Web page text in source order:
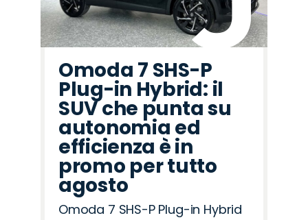
Omoda 7 SHS-P
Plug-in Hybrid: il
SUV che punta su
autonomia ed
efficienza è in
promo per tutto
agosto
Omoda 7 SHS-P Plug-in Hybrid